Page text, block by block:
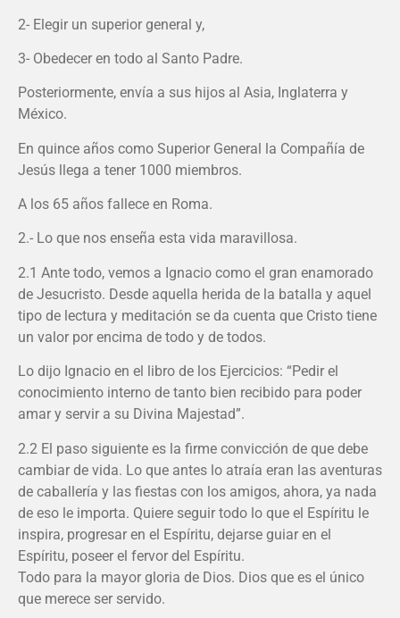
2- Elegir un superior general y,
3- Obedecer en todo al Santo Padre.
Posteriormente, envía a sus hijos al Asia, Inglaterra y
México.
En quince años como Superior General la Compañía de
Jesús llega a tener 1000 miembros.
A los 65 años fallece en Roma.
2.- Lo que nos enseña esta vida maravillosa.
2.1 Ante todo, vemos a Ignacio como el gran enamorado
de Jesucristo. Desde aquella herida de la batalla y aquel
tipo de lectura y meditación se da cuenta que Cristo tiene
un valor por encima de todo y de todos.
Lo dijo Ignacio en el libro de los Ejercicios: “Pedir el
conocimiento interno de tanto bien recibido para poder
amar y servir a su Divina Majestad”.
2.2 El paso siguiente es la firme convicción de que debe
cambiar de vida. Lo que antes lo atraía eran las aventuras
de caballería y las fiestas con los amigos, ahora, ya nada
de eso le importa. Quiere seguir todo lo que el Espíritu le
inspira, progresar en el Espíritu, dejarse guiar en el
Espíritu, poseer el fervor del Espíritu.
Todo para la mayor gloria de Dios. Dios que es el único
que merece ser servido.